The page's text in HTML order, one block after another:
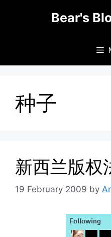
Bear's
种子
新西兰版权
19 February 2009 by